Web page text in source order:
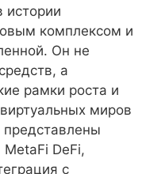
истории
комплексом и
Он не
а
рамки роста и
миров
MetaFi DeFi,
с